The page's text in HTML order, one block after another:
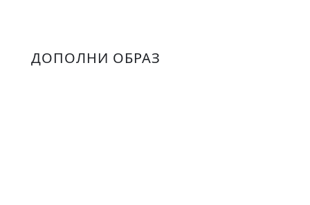
ДОПОЛНИ ОБРАЗ